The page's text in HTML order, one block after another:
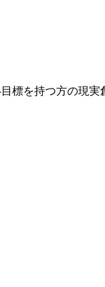
標を持つ方の現実